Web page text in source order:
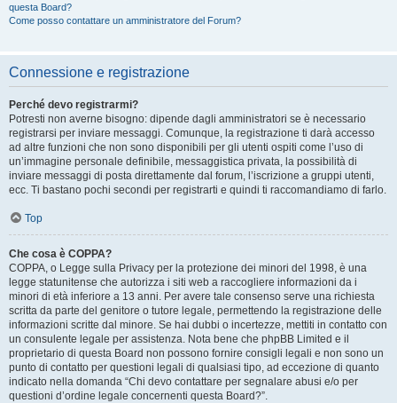
questa Board?
Come posso contattare un amministratore del Forum?
Connessione e registrazione
Perché devo registrarmi?
Potresti non averne bisogno: dipende dagli amministratori se è necessario
registrarsi per inviare messaggi. Comunque, la registrazione ti darà accesso
ad altre funzioni che non sono disponibili per gli utenti ospiti come l’uso di
un’immagine personale definibile, messaggistica privata, la possibilità di
inviare messaggi di posta direttamente dal forum, l’iscrizione a gruppi utenti,
ecc. Ti bastano pochi secondi per registrarti e quindi ti raccomandiamo di farlo.
Top
Che cosa è COPPA?
COPPA, o Legge sulla Privacy per la protezione dei minori del 1998, è una
legge statunitense che autorizza i siti web a raccogliere informazioni da i
minori di età inferiore a 13 anni. Per avere tale consenso serve una richiesta
scritta da parte del genitore o tutore legale, permettendo la registrazione delle
informazioni scritte dal minore. Se hai dubbi o incertezze, mettiti in contatto con
un consulente legale per assistenza. Nota bene che phpBB Limited e il
proprietario di questa Board non possono fornire consigli legali e non sono un
punto di contatto per questioni legali di qualsiasi tipo, ad eccezione di quanto
indicato nella domanda “Chi devo contattare per segnalare abusi e/o per
questioni d’ordine legale concernenti questa Board?”.